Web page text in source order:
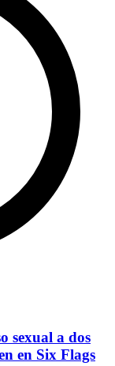
sexual a dos
en Six Flags